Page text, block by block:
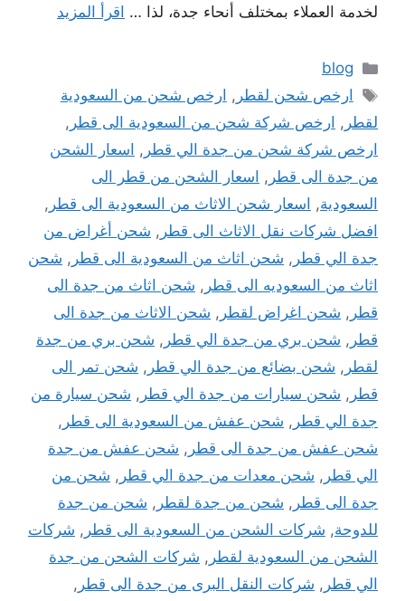
لخدمة العملاء بمختلف أنحاء جدة، لذا … اقرأ المزيد
التصنيفات
blog
الوسوم
ارخص شحن لقطر , ارخص شحن من السعودية
لقطر , ارخص شركة شحن من السعودية الى قطر ,
ارخص شركة شحن من جدة الي قطر , اسعار الشحن
من جدة الى قطر , اسعار الشحن من قطر الى
السعودية, اسعار شحن الاثاث من السعودية الى قطر ,
افضل شركات نقل الاثاث الى قطر , شحن أغراض من
جدة الي قطر , شحن اثاث من السعودية الى قطر , شحن
اثاث من السعوديه الى قطر , شحن اثاث من جدة الى
قطر , شحن اغراض لقطر , شحن الاثاث من جدة الى
قطر , شحن بري من جدة الي قطر , شحن بري من جدة
لقطر , شحن بضائع من جدة الي قطر , شحن تمر الى
قطر , شحن سيارات من جدة الي قطر , شحن سيارة من
جدة الي قطر , شحن عفش من السعودية الى قطر ,
شحن عفش من جدة الى قطر , شحن عفش من جدة
الي قطر , شحن معدات من جدة الي قطر , شحن من
جدة الى قطر , شحن من جدة لقطر , شحن من جدة
للدوحة, شركات الشحن من السعودية الى قطر , شركات
الشحن من السعودية لقطر , شركات الشحن من جدة
الي قطر , شركات النقل البرى من جدة الى قطر ,